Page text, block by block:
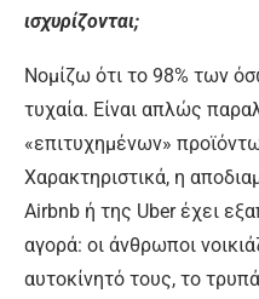
ισχυρίζονται;
Νομίζω ότι το 98% των
τυχαία. Είναι απλώς
«επιτυχημένων»
Χαρακτηριστικά, η
Airbnb ή της Uber έχει
αγορά: οι άνθρωποι
αυτοκίνητό τους, το